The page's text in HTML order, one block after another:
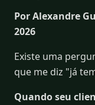
Por Alexandre
2026
Existe uma
que me diz "já
Quando seu